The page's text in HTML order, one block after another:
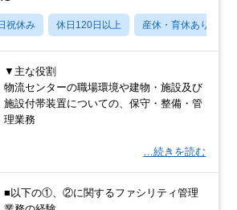
祝休み 休日120日以上 産休・育休あり
▼主な役割
物流センターの職場環境や建物・施設及び
施設付帯装置についての、保守・整備・管
理業務
…続きを読む
■以下の①、②に関するファシリティ管理